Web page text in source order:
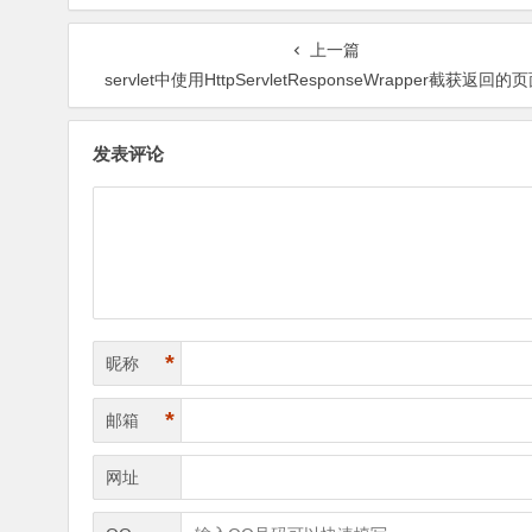
上一篇
servlet中使用HttpServletResponseWrapper截获返回的页
发表评论
昵称 *
邮箱 *
网址